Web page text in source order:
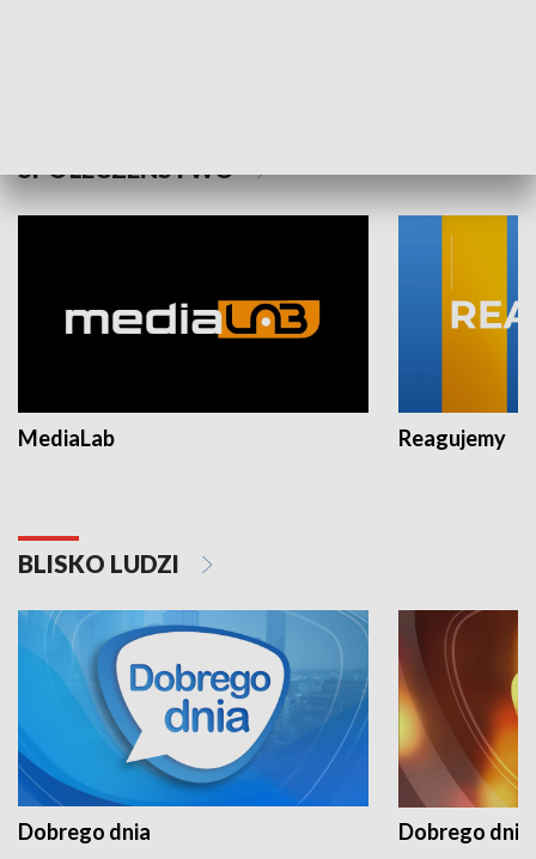
SPOŁECZEŃSTWO
MediaLab Reagujemy
BLISKO LUDZI
Dobrego dnia Dobrego dnia